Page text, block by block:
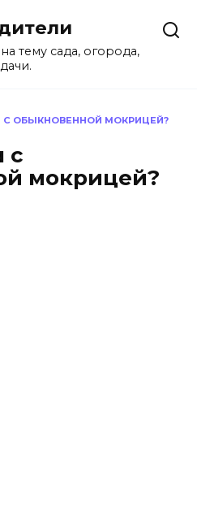
тему сада, огорода,
дачи.
С ОБЫКНОВЕННОЙ МОКРИЦЕЙ?
с
мокрицей?